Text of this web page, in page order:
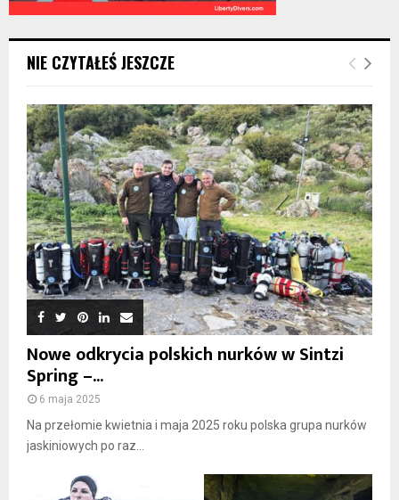
NIE CZYTAŁEŚ JESZCZE
Nowe odkrycia polskich nurków w Sintzi
Spring –...
6 maja 2025
Na przełomie kwietnia i maja 2025 roku polska grupa nurków
jaskiniowych po raz...